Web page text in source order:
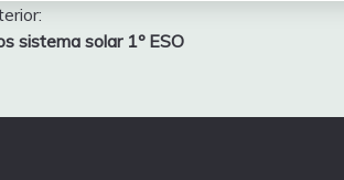
sistema solar 1º ESO